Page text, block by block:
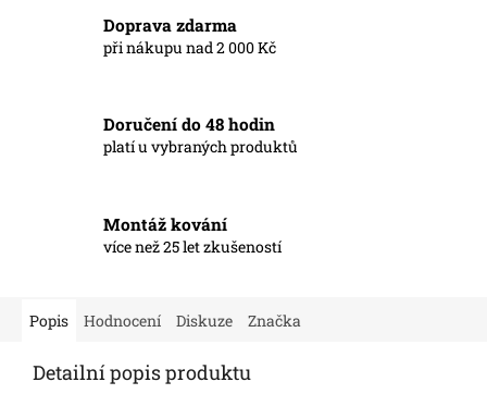
Doprava zdarma
při nákupu nad 2 000 Kč
Doručení do 48 hodin
platí u vybraných produktů
Montáž kování
více než 25 let zkušeností
Popis Hodnocení Diskuze Značka
Detailní popis produktu